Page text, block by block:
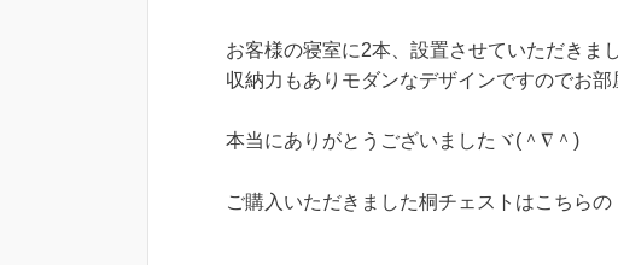
お客様の寝室に2本、設置させていただきまし
収納力もありモダンなデザインですのでお
本当にありがとうございましたヾ(＾∇＾)
ご購入いただきました桐チェストはこちらの